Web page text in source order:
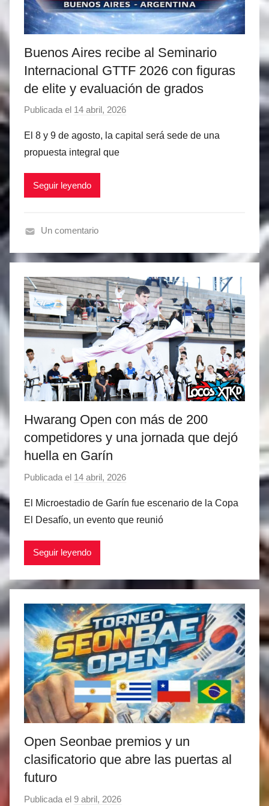
z
Buenos Aires recibe al Seminario
Internacional GTTF 2026 con figuras
de elite y evaluación de grados
Publicada el 14 abril, 2026
r
M
r
t
i
n
e
z
El 8 y 9 de agosto, la capital será sede de una
propuesta integral que
Seguir leyendo
o
t
i
c
i
a
s
Un comentario
Hwarang Open con más de 200
competidores y una jornada que dejó
huella en Garín
Publicada el 14 abril, 2026
r
M
s
M
a
r
t
i
n
e
El Microestadio de Garín fue escenario de la Copa
El Desafío, un evento que reunió
Seguir leyendo
Open Seonbae premios y un
clasificatorio que abre las puertas al
futuro
Publicada el 9 abril, 2026